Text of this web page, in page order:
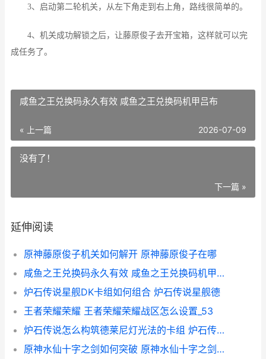
3、启动第二轮机关，从左下角走到右上角，路线很简单的。
4、机关成功解锁之后，让藤原俊子去开宝箱，这样就可以完
成任务了。
咸鱼之王兑换码永久有效 咸鱼之王兑换码机甲吕布
« 上一篇 2026-07-09
没有了！
下一篇 »
延伸阅读
原神藤原俊子机关如何解开 原神藤原俊子在哪
咸鱼之王兑换码永久有效 咸鱼之王兑换码机甲吕布
炉石传说星舰DK卡组如何组合 炉石传说星舰德
王者荣耀荣耀 王者荣耀荣耀战区怎么设置_53
炉石传说怎么构筑德莱尼灯光法的卡组 炉石传说构造亡灵什么时候用
原神水仙十字之剑如何突破 原神水仙十字之剑任务流程